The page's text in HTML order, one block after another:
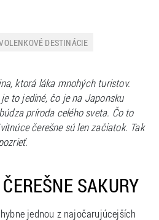
DESTINÁCIE
ktorá láka mnohých turistov.
to jediné, čo je na Japonsku
príroda celého sveta. Čo to
čerešne sú len začiatok. Tak
SAKURY
jednou z najočarujúcejších